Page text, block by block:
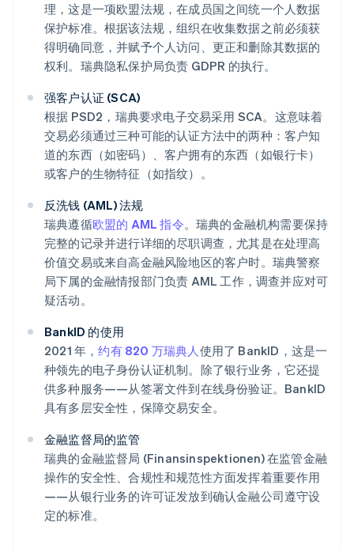
理，这是一项欧盟法规，在成员国之间统一个人数据
保护标准。根据该法规，组织在收集数据之前必须获
得明确同意，并赋予个人访问、更正和删除其数据的
权利。瑞典隐私保护局负责 GDPR 的执行。
强客户认证 (SCA)
根据 PSD2，瑞典要求电子交易采用 SCA。这意味着
交易必须通过三种可能的认证方法中的两种：客户知
道的东西（如密码）、客户拥有的东西（如银行卡）
或客户的生物特征（如指纹）。
反洗钱 (AML) 法规
瑞典遵循欧盟的 AML 指令。瑞典的金融机构需要保持
完整的记录并进行详细的尽职调查，尤其是在处理高
价值交易或来自高金融风险地区的客户时。瑞典警察
局下属的金融情报部门负责 AML 工作，调查并应对可
疑活动。
BankID 的使用
2021 年，约有 820 万瑞典人使用了 BankID，这是一
种领先的电子身份认证机制。除了银行业务，它还提
供多种服务——从签署文件到在线身份验证。BankID
具有多层安全性，保障交易安全。
金融监督局的监管
瑞典的金融监督局 (Finansinspektionen) 在监管金融
操作的安全性、合规性和规范性方面发挥着重要作用
——从银行业务的许可证发放到确认金融公司遵守设
定的标准。